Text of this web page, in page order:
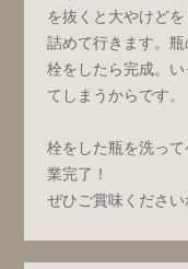
を抜くと大やけど
詰めて行きます。瓶
栓をしたら完成。
てしまうからです。
栓をした瓶を洗っ
業完了！
ぜひご賞味ください